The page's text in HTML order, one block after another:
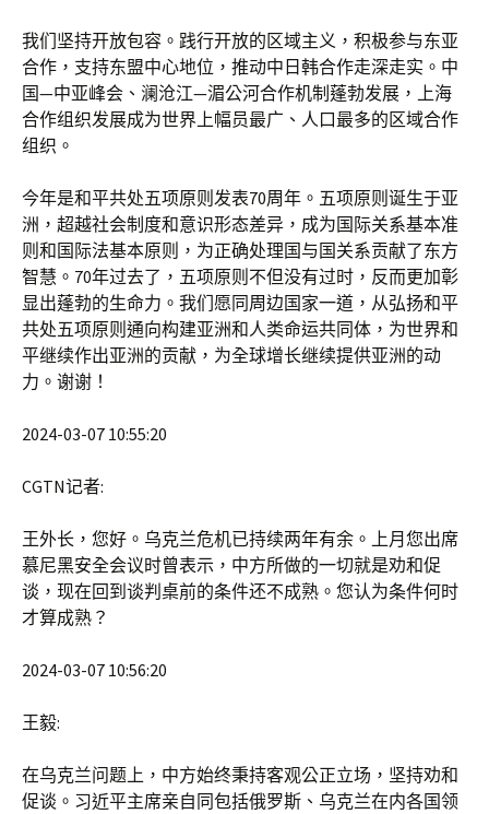
我们坚持开放包容。践行开放的区域主义，积极参与东亚
合作，支持东盟中心地位，推动中日韩合作走深走实。中
国—中亚峰会、澜沧江—湄公河合作机制蓬勃发展，上海
合作组织发展成为世界上幅员最广、人口最多的区域合作
组织。
今年是和平共处五项原则发表70周年。五项原则诞生于亚
洲，超越社会制度和意识形态差异，成为国际关系基本准
则和国际法基本原则，为正确处理国与国关系贡献了东方
智慧。70年过去了，五项原则不但没有过时，反而更加彰
显出蓬勃的生命力。我们愿同周边国家一道，从弘扬和平
共处五项原则通向构建亚洲和人类命运共同体，为世界和
平继续作出亚洲的贡献，为全球增长继续提供亚洲的动
力。谢谢！
2024-03-07 10:55:20
CGTN记者:
王外长，您好。乌克兰危机已持续两年有余。上月您出席
慕尼黑安全会议时曾表示，中方所做的一切就是劝和促
谈，现在回到谈判桌前的条件还不成熟。您认为条件何时
才算成熟？
2024-03-07 10:56:20
王毅:
在乌克兰问题上，中方始终秉持客观公正立场，坚持劝和
促谈。习近平主席亲自同包括俄罗斯、乌克兰在内各国领